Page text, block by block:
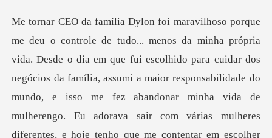
scolhido para cuidar dos
negócios da família, assumi a maior responsabilidade do
mundo, e isso me fez abandonar minha vida de
mulherengo